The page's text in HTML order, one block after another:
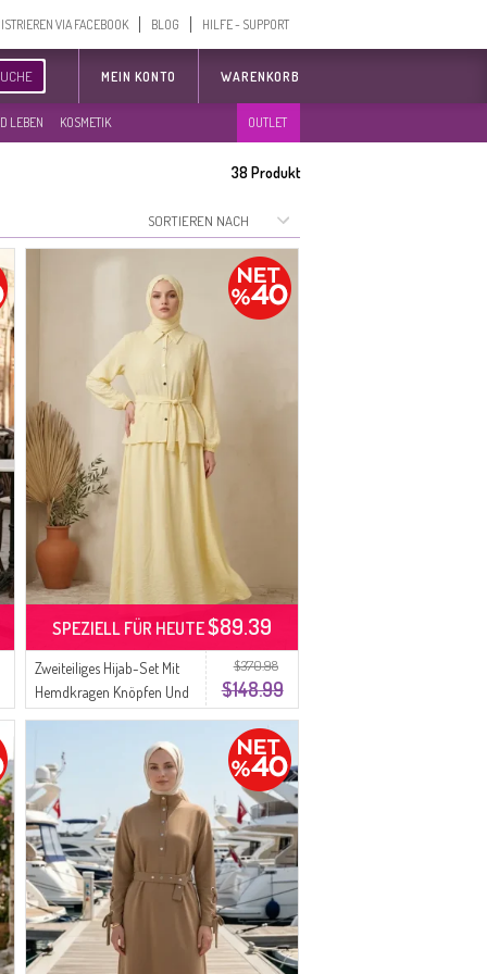
VIA FACEBOOK BLOG HILFE - SUPPORT
MEIN KONTO WARENKORB
LEBEN KOSMETIK OUTLET
38Produkt
$370.98
$148.99
Zweiteiliges Hijab-Set Mit
Hemdkragen Knöpfen Und
Gürtel Farbe: Gelb Modell
SPEZIELL FÜR HEUTE$89.39